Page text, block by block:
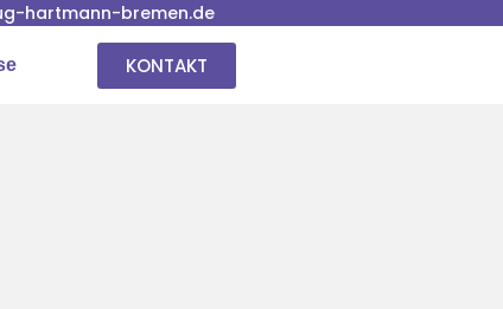
hartmann-bremen.de
KONTAKT